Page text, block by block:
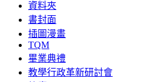
資料夾
書封面
插圖漫畫
TQM
畢業典禮
教學行政革新研討會